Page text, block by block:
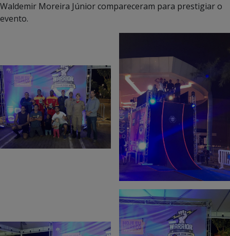
Waldemir Moreira Júnior compareceram para prestigiar o
evento.